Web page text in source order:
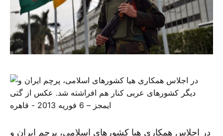
در اجلاس همکاری هیا کشورهای اسلامی، پرچم ایران و